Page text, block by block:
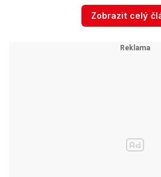
I když teploty byly na konec
Na Milešovce, kde měří více
20,9 stupně. Dosavadní
Zobrazit celý